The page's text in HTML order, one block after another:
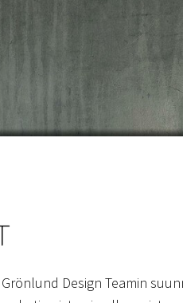
Design Teamin